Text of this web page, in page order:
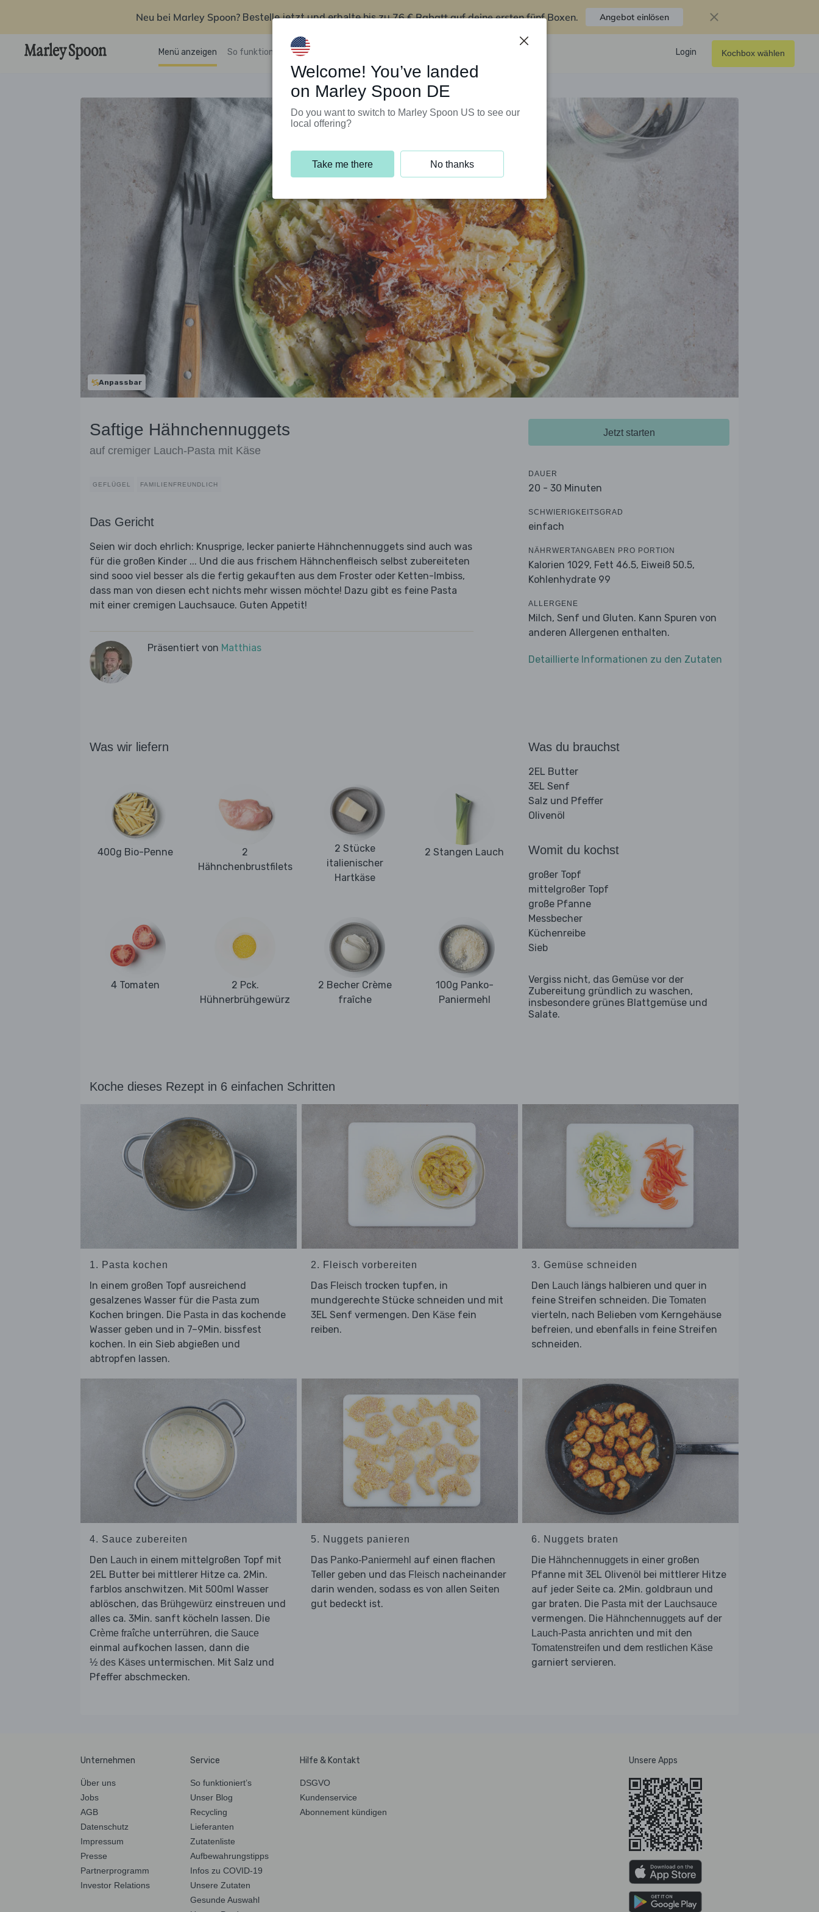
Neu bei Marley Spoon? Bestelle jetzt und erhalte bis zu76 € Rabatt auf deine ersten fünf Boxen. Angebot einlösen
Menü anzeigen So funktioniert’s Kundenservice Login Kochbox wählen
Anpassbar
Saftige Hähnchennuggets
auf cremiger Lauch-Pasta mit Käse
GEFLÜGEL FAMILIENFREUNDLICH
Das Gericht
Seien wir doch ehrlich: Knusprige, lecker panierte Hähnchennuggets sind auch was
für die großen Kinder ... Und die aus frischem Hähnchenfleisch selbst zubereiteten
sind sooo viel besser als die fertig gekauften aus dem Froster oder Ketten-Imbiss,
dass man von diesen echt nichts mehr wissen möchte! Dazu gibt es feine Pasta
mit einer cremigen Lauchsauce. Guten Appetit!
Präsentiert von Matthias
Jetzt starten
DAUER
20 - 30 Minuten
SCHWIERIGKEITSGRAD
einfach
NÄHRWERTANGABEN PRO PORTION
Kalorien 1029, Fett 46.5, Eiweiß 50.5,
Kohlenhydrate 99
ALLERGENE
Milch, Senf und Gluten. Kann Spuren von
anderen Allergenen enthalten.
Detaillierte Informationen zu den Zutaten
Was wir liefern
400g Bio-Penne
2
Hähnchenbrustfilets
2 Stücke
italienischer
Hartkäse
2 Stangen Lauch
4 Tomaten
2 Pck.
Hühnerbrühgewürz
2 Becher Crème
fraîche
100g Panko-
Paniermehl
Was du brauchst
2EL Butter
3EL Senf
Salz und Pfeffer
Olivenöl
Womit du kochst
großer Topf
mittelgroßer Topf
große Pfanne
Messbecher
Küchenreibe
Sieb
Vergiss nicht, das Gemüse vor der
Zubereitung gründlich zu waschen,
insbesondere grünes Blattgemüse und
Salate.
Koche dieses Rezept in 6 einfachen Schritten
1. Pasta kochen
In einem großen Topf ausreichend
gesalzenes Wasser für die Pasta zum
Kochen bringen. Die Pasta in das kochende
Wasser geben und in 7–9Min. bissfest
kochen. In ein Sieb abgießen und
abtropfen lassen.
2. Fleisch vorbereiten
Das Fleisch trocken tupfen, in
mundgerechte Stücke schneiden und mit
3EL Senf vermengen. Den Käse fein
reiben.
3. Gemüse schneiden
Den Lauch längs halbieren und quer in
feine Streifen schneiden. Die Tomaten
vierteln, nach Belieben vom Kerngehäuse
befreien, und ebenfalls in feine Streifen
schneiden.
4. Sauce zubereiten
Den Lauch in einem mittelgroßen Topf mit
2EL Butter bei mittlerer Hitze ca. 2Min.
farblos anschwitzen. Mit 500ml Wasser
ablöschen, das Brühgewürz einstreuen und
alles ca. 3Min. sanft köcheln lassen. Die
Crème fraîche unterrühren, die Sauce
einmal aufkochen lassen, dann die
½ des Käses untermischen. Mit Salz und
Pfeffer abschmecken.
5. Nuggets panieren
Das Panko-Paniermehl auf einen flachen
Teller geben und das Fleisch nacheinander
darin wenden, sodass es von allen Seiten
gut bedeckt ist.
6. Nuggets braten
Die Hähnchennuggets in einer großen
Pfanne mit 3EL Olivenöl bei mittlerer Hitze
auf jeder Seite ca. 2Min. goldbraun und
gar braten. Die Pasta mit der Lauchsauce
vermengen. Die Hähnchennuggets auf der
Lauch-Pasta anrichten und mit den
Tomatenstreifen und dem restlichen Käse
garniert servieren.
Unternehmen
Über uns
Jobs
AGB
Datenschutz
Impressum
Presse
Partnerprogramm
Investor Relations
Service
So funktioniert’s
Unser Blog
Recycling
Lieferanten
Zutatenliste
Aufbewahrungstipps
Infos zu COVID-19
Unsere Zutaten
Gesunde Auswahl
Hilfe & Kontakt
DSGVO
Kundenservice
Abonnement kündigen
Unsere Apps
Welcome! You’ve landed
on Marley Spoon DE
Do you want to switch to Marley Spoon US to see our
local offering?
Take me there No thanks